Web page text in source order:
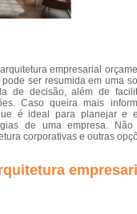
empresarial
ser resumida em uma
de decisão, além de
Caso queira mais
é ideal para planejar e
de uma empresa.
corporativas e outras